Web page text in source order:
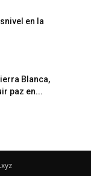
en la
Blanca,
paz en...